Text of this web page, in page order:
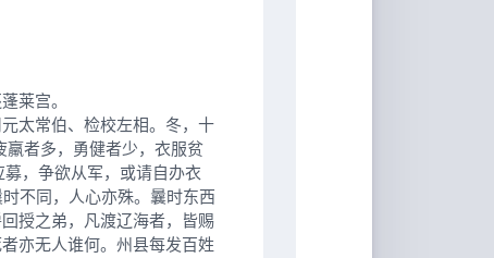
莱宫。
太常伯、检校左相。冬，十
羸者多，勇健者少，衣服贫
，争欲从军，或请自办衣
时不同，人心亦殊。曩时东西
授之弟，凡渡辽海者，皆赐
亦无人谁何。州县每发百姓